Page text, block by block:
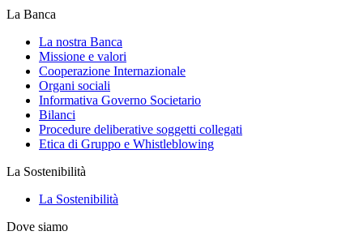
La Banca
La nostra Banca
Missione e valori
Cooperazione Internazionale
Organi sociali
Informativa Governo Societario
Bilanci
Procedure deliberative soggetti collegati
Etica di Gruppo e Whistleblowing
La Sostenibilità
La Sostenibilità
Dove siamo